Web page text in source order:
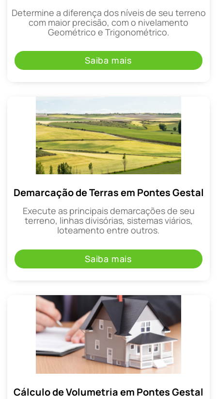
Determine a diferença dos níveis de seu terreno
com maior precisão, com o nivelamento
Geométrico e Trigonométrico.
Saiba mais
Demarcação de Terras em Pontes Gestal
Execute as principais demarcações de seu
terreno, linhas divisórias, sistemas viários,
loteamento entre outros.
Saiba mais
Cálculo de Volumetria em Pontes Gestal